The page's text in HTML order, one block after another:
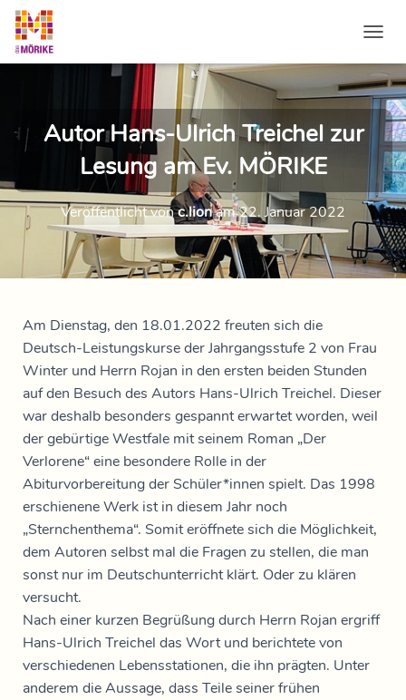
Autor Hans-Ulrich Treichel zur
Lesung am Ev. MÖRIKE
Veröffentlicht vonc.lionam22. Januar 2022
Am Dienstag, den 18.01.2022 freuten sich die
Deutsch-Leistungskurse der Jahrgangsstufe 2 von Frau
Winter und Herrn Rojan in den ersten beiden Stunden
auf den Besuch des Autors Hans-Ulrich Treichel. Dieser
war deshalb besonders gespannt erwartet worden, weil
der gebürtige Westfale mit seinem Roman „Der
Verlorene“ eine besondere Rolle in der
Abiturvorbereitung der Schüler*innen spielt. Das 1998
erschienene Werk ist in diesem Jahr noch
„Sternchenthema“. Somit eröffnete sich die Möglichkeit,
dem Autoren selbst mal die Fragen zu stellen, die man
sonst nur im Deutschunterricht klärt. Oder zu klären
versucht.
Nach einer kurzen Begrüßung durch Herrn Rojan ergriff
Hans-Ulrich Treichel das Wort und berichtete von
verschiedenen Lebensstationen, die ihn prägten. Unter
anderem die Aussage, dass Teile seiner frühen